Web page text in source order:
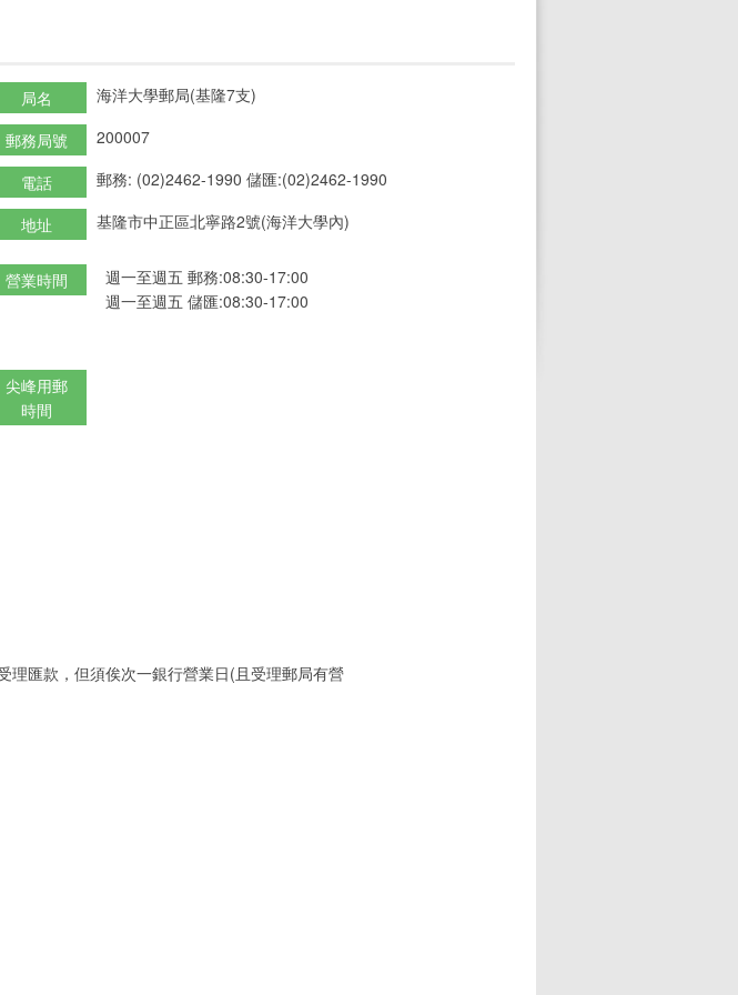
局名 海洋大學郵局(基隆7支)
郵務局號 200007
電話 郵務: (02)2462-1990 儲匯:(02)2462-1990
地址 基隆市中正區北寧路2號(海洋大學內)
營業時間
週一至週五 郵務:08:30-17:00
週一至週五 儲匯:08:30-17:00
尖峰用郵
時間
理匯款，但須俟次一銀行營業日(且受理郵局有營